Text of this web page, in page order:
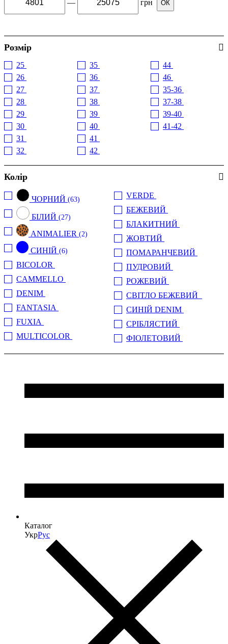
— грн ОК
Розмір
25
26
27
28
29
30
31
32
35
36
37
38
39
40
41
42
44
46
35-36
37-38
39-40
41-42
Колір
ЧОРНИЙ (63)
БІЛИЙ (27)
ANIMALIER (2)
СИНІЙ (6)
BICOLOR
CAMMELLO
DENIM
FANTASIA
FUXIA
MULTICOLOR
VERDE
БЕЖЕВИЙ
БЛАКИТНИЙ
ЖОВТИЙ
ПОМАРАНЧЕВИЙ
ПУДРОВИЙ
РОЖЕВИЙ
СВІТЛО БЕЖЕВИЙ
СИНІЙ DENIM
СРІБЛЯСТИЙ
ФІОЛЕТОВИЙ
Каталог
УкрРус